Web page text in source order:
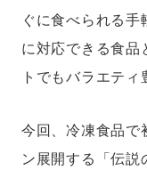
ぐに食べられる手
に対応できる食品
トでもバラエティ
今回、冷凍食品で
ン展開する「伝説